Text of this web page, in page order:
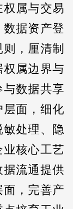
属与交易
据资产登
，厘清制
属边界与
数据共享
面，细化
处理、隐
核心工艺
流通提供
，完善产